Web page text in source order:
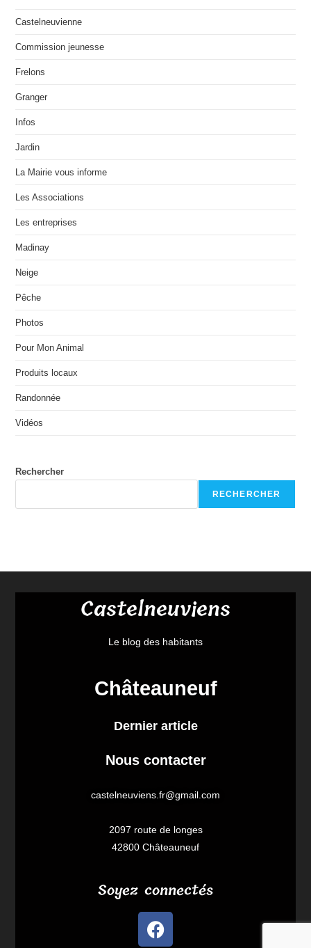
Castelneuvienne
Commission jeunesse
Frelons
Granger
Infos
Jardin
La Mairie vous informe
Les Associations
Les entreprises
Madinay
Neige
Pêche
Photos
Pour Mon Animal
Produits locaux
Randonnée
Vidéos
Rechercher
RECHERCHER
Castelneuviens
Le blog des habitants
Châteauneuf
Dernier article
Nous contacter
castelneuviens.fr@gmail.com
2097 route de longes
42800 Châteauneuf
Soyez connectés